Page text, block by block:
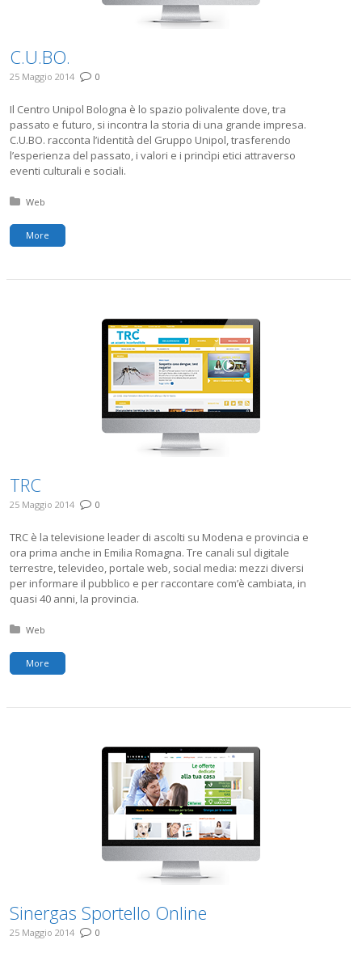
C.U.BO.
25 Maggio 2014 0
Il Centro Unipol Bologna è lo spazio polivalente dove, tra
passato e futuro, si incontra la storia di una grande impresa.
C.U.BO. racconta l’identità del Gruppo Unipol, trasferendo
l’esperienza del passato, i valori e i princìpi etici attraverso
eventi culturali e sociali.
Posted in:
Web
More
TRC
25 Maggio 2014 0
TRC è la televisione leader di ascolti su Modena e provincia e
ora prima anche in Emilia Romagna. Tre canali sul digitale
terrestre, televideo, portale web, social media: mezzi diversi
per informare il pubblico e per raccontare com’è cambiata, in
quasi 40 anni, la provincia.
Posted in:
Web
More
Sinergas Sportello Online
25 Maggio 2014 0